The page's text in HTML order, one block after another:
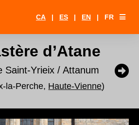
CA | ES | EN | FR
d’Atane
Saint-Yrieix / Attanum
la-Perche, Haute-Vienne)